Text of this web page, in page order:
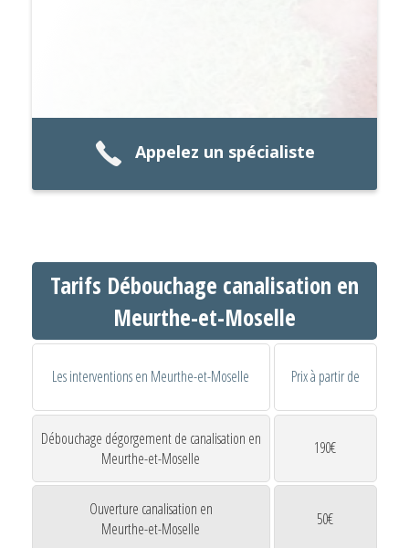
Appelez un spécialiste
Tarifs Débouchage canalisation en
Meurthe-et-Moselle
Les interventions en Meurthe-et-Moselle Prix à partir de
Débouchage dégorgement de canalisation en
Meurthe-et-Moselle
190€
Ouverture canalisation en
Meurthe-et-Moselle
50€